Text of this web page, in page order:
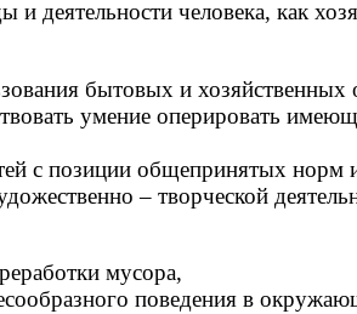
деятельности человека, как
бытовых и хозяйственных
умение оперировать
с позиции общепринятых норм
– творческой
мусора,
поведения в